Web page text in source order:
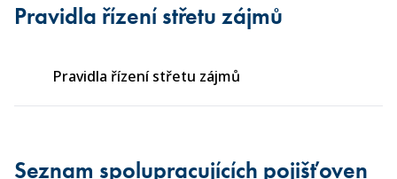
Pravidla řízení střetu zájmů
Pravidla řízení střetu zájmů
Seznam spolupracujících pojišťoven